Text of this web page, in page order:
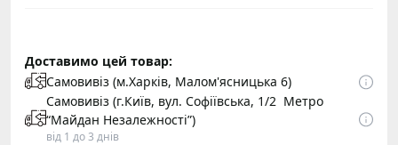
Доставимо цей товар:
Самовивіз (м.Харків, Малом'ясницька 6)
Самовивіз (г.Київ, вул. Софіївська, 1/2 Метро
“Майдан Незалежності”)
від 1 до 3 днів